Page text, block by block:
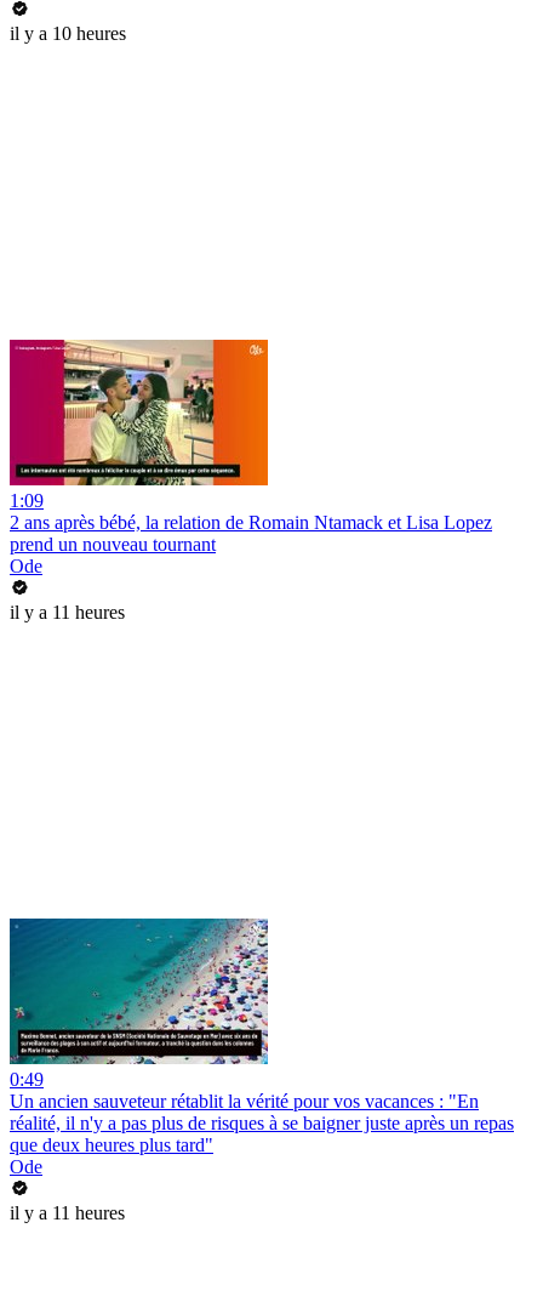
il y a 10 heures
1:09
2 ans après bébé, la relation de Romain Ntamack et Lisa Lopez
prend un nouveau tournant
Ode
il y a 11 heures
0:49
Un ancien sauveteur rétablit la vérité pour vos vacances : "En
réalité, il n'y a pas plus de risques à se baigner juste après un repas
que deux heures plus tard"
Ode
il y a 11 heures